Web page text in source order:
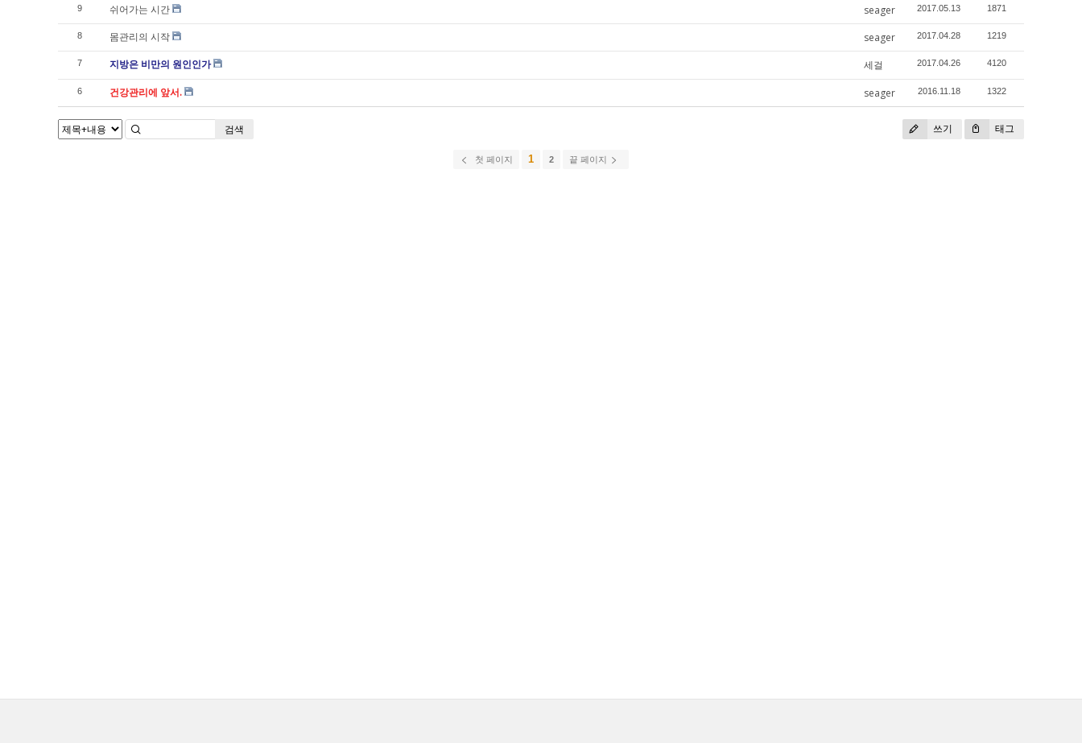
9 쉬어가는 시간 seager 2017.05.13 1871
8 몸관리의 시작 seager 2017.04.28 1219
7 지방은 비만의 원인인가 세걸 2017.04.26 4120
6 건강관리에 앞서. seager 2016.11.18 1322
쓰기 태그
검색
첫 페이지 1 2 끝 페이지